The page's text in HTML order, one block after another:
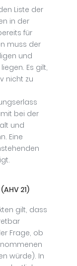
Liste der
in der
für
muss der
und
Es gilt,
nicht zu
bei der
und
Eine
(AHV 21)
gilt, dass
Frage, ob
würde). In